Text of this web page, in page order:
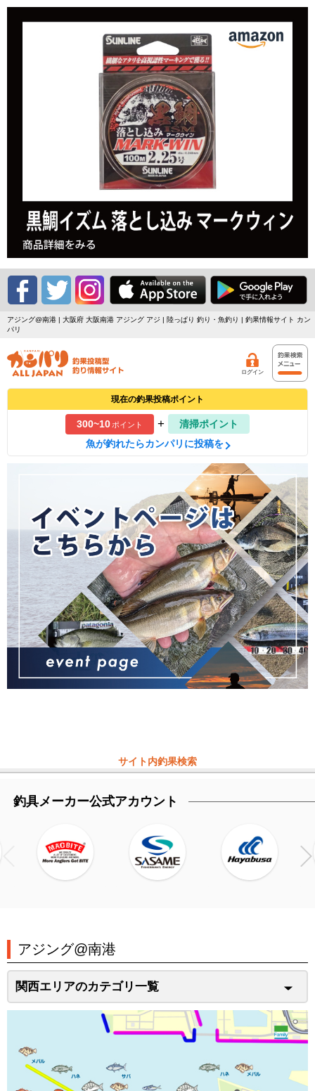
アジング@南港 | 大阪府 大阪南港 アジング アジ | 陸っぱり 釣り・魚釣り | 釣果情報サイト カン
パリ
ログイン
現在の釣果投稿ポイント
300~10ポイント +
清掃ポイント
魚が釣れたらカンパリに投稿を
サイト内釣果検索
釣具メーカー公式アカウント
アジング@南港
関西エリアのカテゴリ一覧